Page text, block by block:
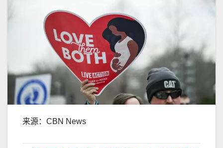
来源： CBN News